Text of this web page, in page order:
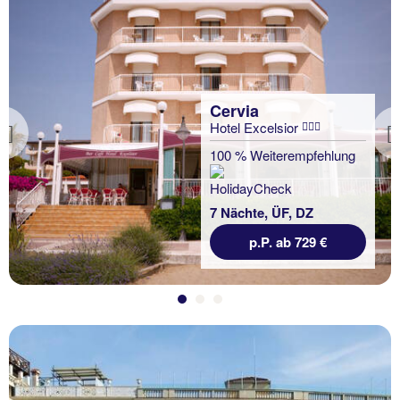
Previous
Cervia
Hotel Excelsior
100 % Weiterempfehlung
7 Nächte, ÜF, DZ
p.P. ab 729 €